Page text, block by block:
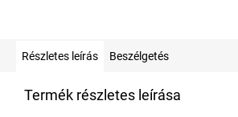
Részletes leírás Beszélgetés
Termék részletes leírása